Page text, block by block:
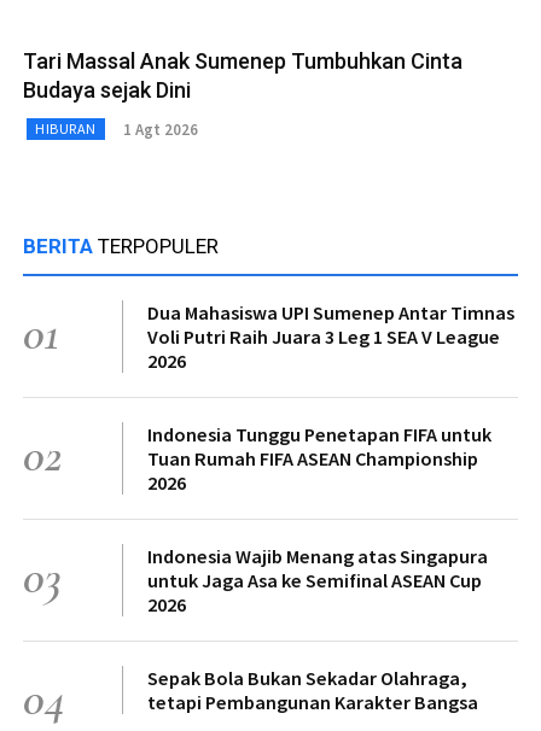
Tari Massal Anak Sumenep Tumbuhkan Cinta
Budaya sejak Dini
HIBURAN 1 Agt 2026
BERITA TERPOPULER
01
Dua Mahasiswa UPI Sumenep Antar Timnas
Voli Putri Raih Juara 3 Leg 1 SEA V League
2026
02
Indonesia Tunggu Penetapan FIFA untuk
Tuan Rumah FIFA ASEAN Championship
2026
03
Indonesia Wajib Menang atas Singapura
untuk Jaga Asa ke Semifinal ASEAN Cup
2026
04
Sepak Bola Bukan Sekadar Olahraga,
tetapi Pembangunan Karakter Bangsa